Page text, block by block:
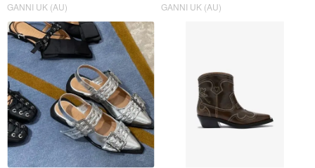
GANNI UK (AU) GANNI UK (AU)